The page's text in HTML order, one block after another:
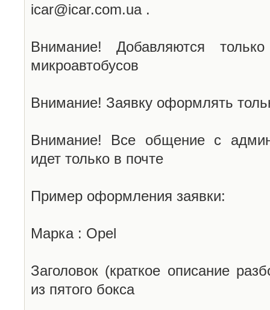
icar@icar.com.ua .
Внимание! Добавляются
микроавтобусов
Внимание! Заявку оформлять
Внимание! Все общение с
идет только в почте
Пример оформления заявки:
Марка : Opel
Заголовок (краткое описание
из пятого бокса